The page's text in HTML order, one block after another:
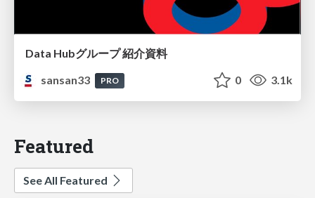
Data Hubグループ 紹介資料
sansan33
PRO 0 3.1k
Featured
See All Featured